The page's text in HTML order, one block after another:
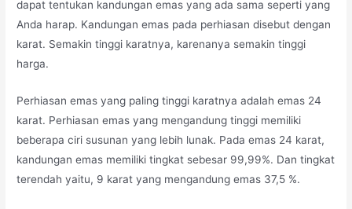
dapat tentukan kandungan emas yang ada sama seperti yang
Anda harap. Kandungan emas pada perhiasan disebut dengan
karat. Semakin tinggi karatnya, karenanya semakin tinggi
harga.
Perhiasan emas yang paling tinggi karatnya adalah emas 24
karat. Perhiasan emas yang mengandung tinggi memiliki
beberapa ciri susunan yang lebih lunak. Pada emas 24 karat,
kandungan emas memiliki tingkat sebesar 99,99%. Dan tingkat
terendah yaitu, 9 karat yang mengandung emas 37,5 %.